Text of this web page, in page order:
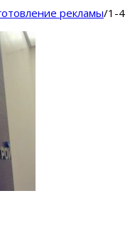
рекламы/1-4